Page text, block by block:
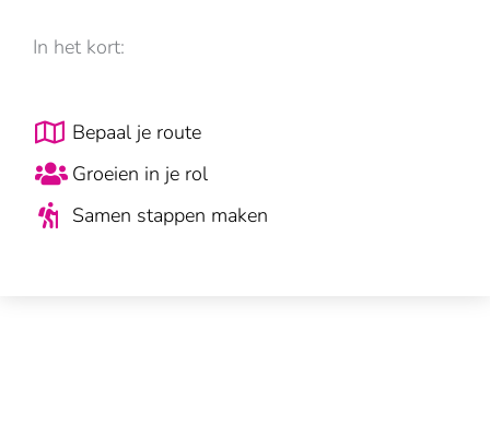
In het kort:
Bepaal je route
Groeien in je rol
Samen stappen maken